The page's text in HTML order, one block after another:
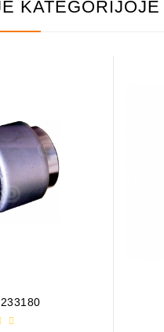
KATEGORIJOJE